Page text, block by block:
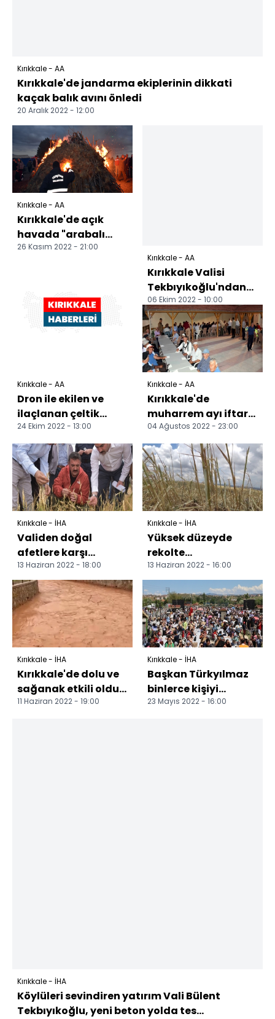
Kırıkkale - AA
Kırıkkale'de jandarma ekiplerinin dikkati
kaçak balık avını önledi
20 Aralık 2022 - 12:00
Kırıkkale - AA
Kırıkkale'de açık
havada "arabalı
sinema" etkinliği
26 Kasım 2022 - 21:00
Kırıkkale - AA
Dron ile ekilen ve
ilaçlanan çeltik
tarlalarında hasat
sürüyor
24 Ekim 2022 - 13:00
Kırıkkale - AA
Kırıkkale Valisi
Tekbıyıkoğlu'ndan
Sulakyurt ilçesine
ziyaret
06 Ekim 2022 - 10:00
Kırıkkale - AA
Kırıkkale'de
muharrem ayı iftar
programı
düzenlendi
04 Ağustos 2022 - 23:00
Kırıkkale - İHA
Validen doğal
afetlere karşı
çiftçilere uyarı:
"TARSİM sigortasını
yaptırın...
13 Haziran 2022 - 18:00
Kırıkkale - İHA
Yüksek düzeyde
rekolte
bekleniyordu,
tamamı zarar
gördü: Çiftçilere
destek...
13 Haziran 2022 - 16:00
Kırıkkale - İHA
Kırıkkale'de dolu ve
sağanak etkili oldu:
Dereler taşma
11 Haziran 2022 - 19:00
Kırıkkale - İHA
Başkan Türkyılmaz
binlerce kişiyi
ağırladı
23 Mayıs 2022 - 16:00
Kırıkkale - İHA
Köylüleri sevindiren yatırım Vali Bülent
Tekbıyıkoğlu, yeni beton yolda tes...